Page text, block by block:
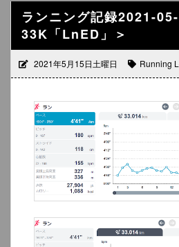
ランニング記録2021-
33K「LnED」＞
2021年5月15日土曜日 Running